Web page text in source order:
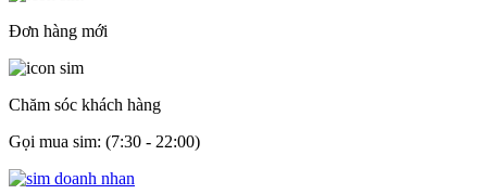
Đơn hàng mới
Chăm sóc khách hàng
Gọi mua sim: (7:30 - 22:00)